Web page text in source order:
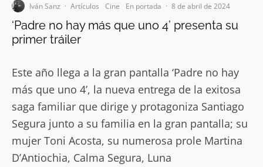
Iván Sanz · Artículos Cine En portada · 8 de abril de 2024
‘Padre no hay más que uno 4’ presenta su
primer tráiler
Este año llega a la gran pantalla ‘Padre no hay
más que uno 4’, la nueva entrega de la exitosa
saga familiar que dirige y protagoniza Santiago
Segura junto a su familia en la gran pantalla; su
mujer Toni Acosta, su numerosa prole Martina
D’Antiochia, Calma Segura, Luna